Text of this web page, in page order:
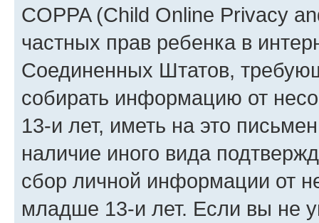
COPPA (Child Online Privacy
частных прав ребенка в
Соединенных Штатов,
собирать информацию от
13-и лет, иметь на это
наличие иного вида
сбор личной информации от
младше 13-и лет. Если вы не